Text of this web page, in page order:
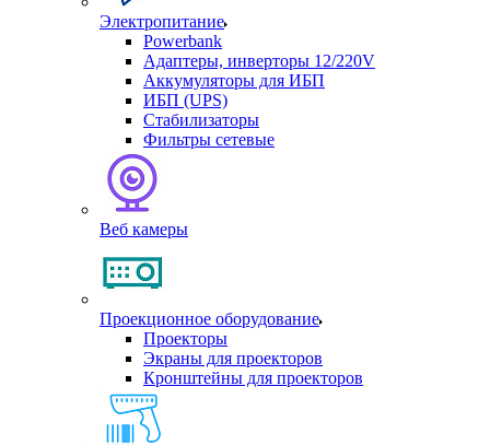
Электропитание
Powerbank
Адаптеры, инверторы 12/220V
Аккумуляторы для ИБП
ИБП (UPS)
Стабилизаторы
Фильтры сетевые
Веб камеры
Проекционное оборудование
Проекторы
Экраны для проекторов
Кронштейны для проекторов